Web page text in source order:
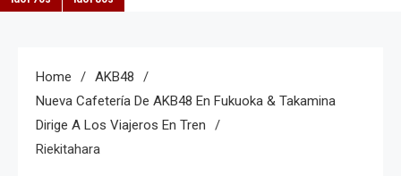
Home
AKB48
Nueva Cafetería De AKB48 En Fukuoka & Takamina
Dirige A Los Viajeros En Tren
Riekitahara